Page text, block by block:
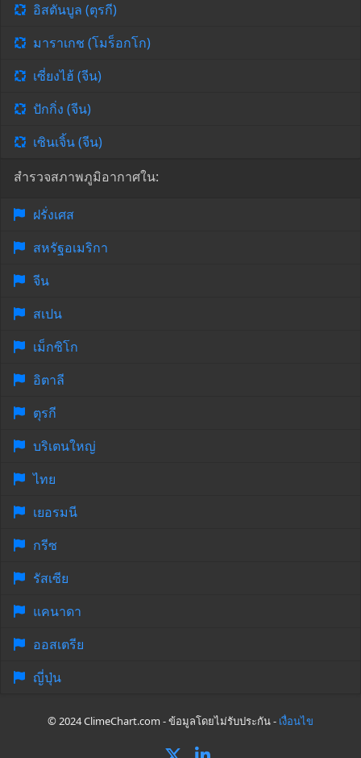
อิสตันบูล (ตุรกี)
มาราเกช (โมร็อกโก)
เซี่ยงไฮ้ (จีน)
ปักกิ่ง (จีน)
เซินเจิ้น (จีน)
สำรวจสภาพภูมิอากาศใน:
ฝรั่งเศส
สหรัฐอเมริกา
จีน
สเปน
เม็กซิโก
อิตาลี
ตุรกี
บริเตนใหญ่
ไทย
เยอรมนี
กรีซ
รัสเซีย
แคนาดา
ออสเตรีย
ญี่ปุ่น
© 2024 ClimeChart.com - ข้อมูลโดยไม่รับประกัน - เงื่อนไข